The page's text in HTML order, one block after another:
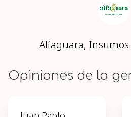
Alfaguara,
Opiniones de la